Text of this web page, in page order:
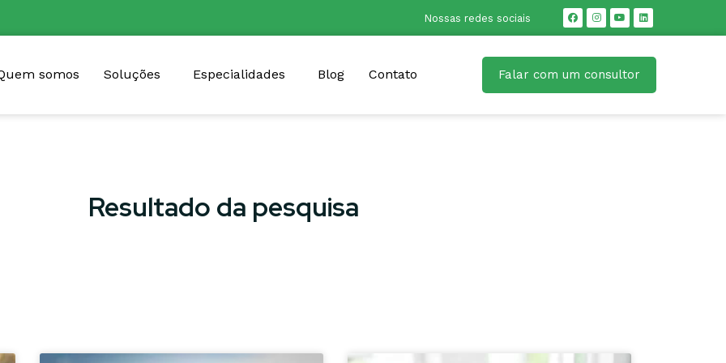
Nossas redes sociais
somos Soluções Especialidades Blog Contato Falar com um consultor
Resultado da pesquisa